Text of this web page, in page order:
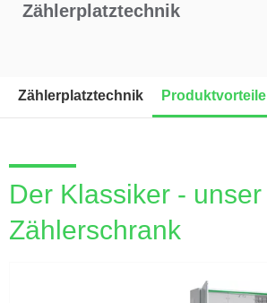
Zählerplatztechnik
Zählerplatztechnik Produktvorteile
Der Klassiker - unser
Zählerschrank